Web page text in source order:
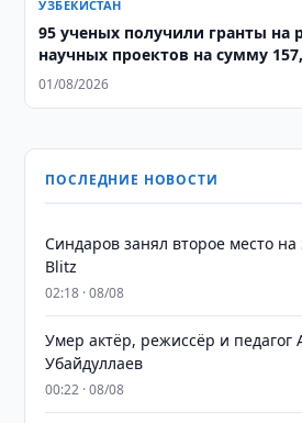
УЗБЕКИСТАН
95 ученых получили гранты на
научных проектов на сумму
01/08/2026
ПОСЛЕДНИЕ НОВОСТИ
Синдаров занял второе место
Blitz
02:18 · 08/08
Умер актёр, режиссёр и педагог
Убайдуллаев
00:22 · 08/08